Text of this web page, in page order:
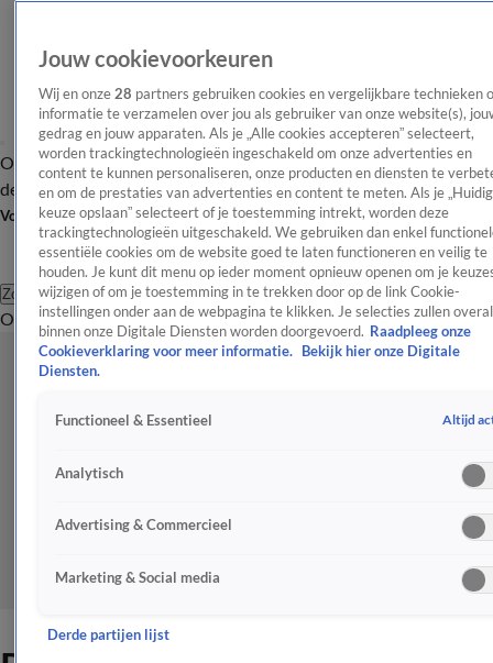
OverzichtAfleveringen Entertainment TV Algemeen
Tip
de redactieNieuwsbrief
Volg Shownieuws
Zoeken
OverzichtEntertainmentSpraakmakendRealityCrimeVideo's
Jouw cookievoorkeuren
Wij en onze 28 partners gebruiken cookies en vergelijkbare technieken
informatie te verzamelen over jou als gebruiker van onze website(s),
gedrag en jouw apparaten. Als je „Alle cookies accepteren” selecteert,
worden trackingtechnologieën ingeschakeld om onze advertenties en
content te kunnen personaliseren, onze producten en diensten te
en om de prestaties van advertenties en content te meten. Als je
keuze opslaan” selecteert of je toestemming intrekt, worden deze
trackingtechnologieën uitgeschakeld. We gebruiken dan enkel
essentiële cookies om de website goed te laten functioneren en veilig te
houden. Je kunt dit menu op ieder moment opnieuw openen om je
wijzigen of om je toestemming in te trekken door op de link Cookie-
instellingen onder aan de webpagina te klikken. Je selecties zullen overal
binnen onze Digitale Diensten worden doorgevoerd. Raadpleeg onze
Cookieverklaring voor meer informatie.
Bekijk hier onze Digitale
Diensten.
Functioneel & Essentieel Altijd
Analytisch
Advertising & Commercieel
Marketing & Social media
Derde partijen lijst